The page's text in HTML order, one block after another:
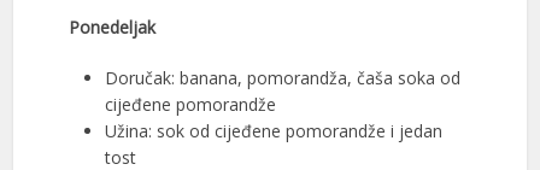
Ponedeljak
Doručak: banana, pomorandža, čaša soka od
cijeđene pomorandže
Užina: sok od cijeđene pomorandže i jedan
tost